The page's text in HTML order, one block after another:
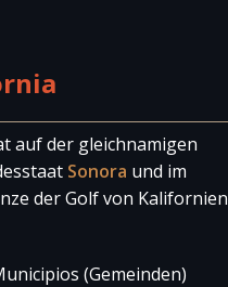
auf der gleichnamigen
Sonora und im
der Golf von Kalifornien
(Gemeinden)